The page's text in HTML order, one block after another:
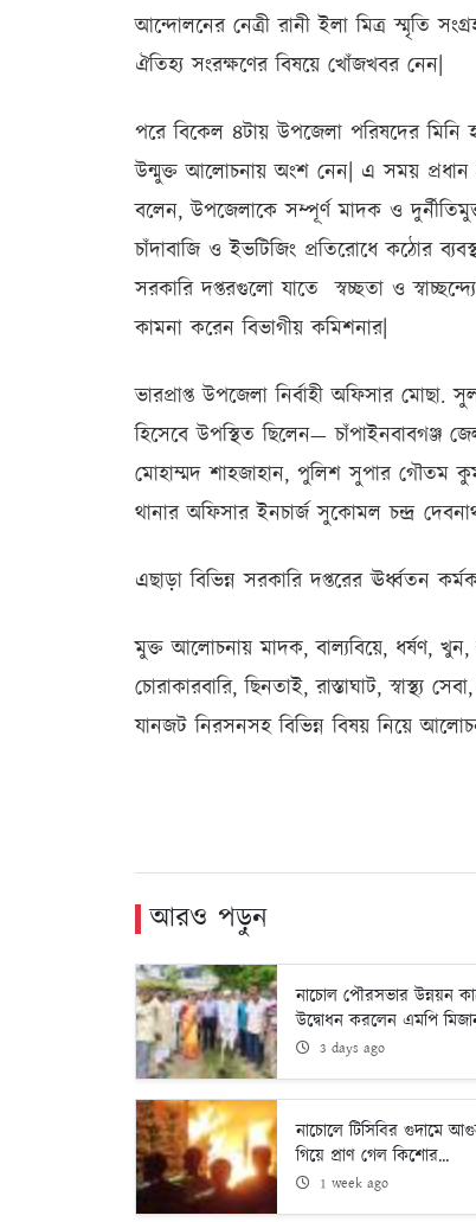
আন্দোলনের নেত্রী রানী ইলা মিত্র স্মৃতি
ঐতিহ্য সংরক্ষণের বিষয়ে খোঁজখবর নেন|
পরে বিকেল ৪টায় উপজেলা পরিষদের মিনি
উন্মুক্ত আলোচনায় অংশ নেন| এ সময়
বলেন, উপজেলাকে সম্পূর্ণ মাদক ও
চাঁদাবাজি ও ইভটিজিং প্রতিরোধে কঠোর
সরকারি দপ্তরগুলো যাতে স্বচ্ছতা ও
কামনা করেন বিভাগীয় কমিশনার|
ভারপ্রাপ্ত উপজেলা নির্বাহী অফিসার মোছা.
হিসেবে উপস্থিত ছিলেন— চাঁপাইনবাবগঞ্জ
মোহাম্মদ শাহজাহান, পুলিশ সুপার গৌতম
থানার অফিসার ইনচার্জ সুকোমল চন্দ্র
এছাড়া বিভিন্ন সরকারি দপ্তরের ঊর্ধ্বতন
মুক্ত আলোচনায় মাদক, বাল্যবিয়ে, ধর্ষণ,
চোরাকারবারি, ছিনতাই, রাস্তাঘাট, স্বাস্থ্য
যানজট নিরসনসহ বিভিন্ন বিষয় নিয়ে
আরও পড়ুন
নাচোল পৌরসভার উন্নয়ন
উদ্বোধন করলেন এমপি
3 days ago
নাচোলে টিসিবির গুদামে
গিয়ে প্রাণ গেল কিশোর...
1 week ago